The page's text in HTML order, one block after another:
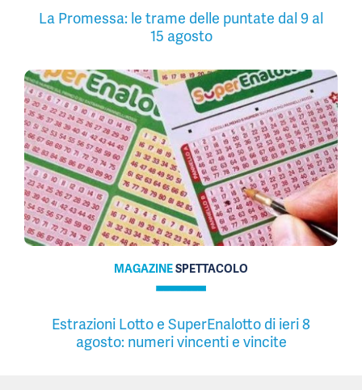
La Promessa: le trame delle puntate dal 9 al
15 agosto
MAGAZINESPETTACOLO
Estrazioni Lotto e SuperEnalotto di ieri 8
agosto: numeri vincenti e vincite